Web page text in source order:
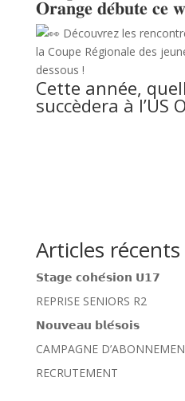
𝐎𝐫𝐚𝐧𝐠𝐞 𝐝𝐞́𝐛𝐮𝐭𝐞 𝐜𝐞
Découvrez les
la Coupe Régionale des
dessous !
Cette année,
succèdera à l’US
Articles récents
𝗦𝘁𝗮𝗴𝗲 𝗰𝗼𝗵𝗲́𝘀𝗶𝗼𝗻 𝗨𝟭𝟳
REPRISE SENIORS R2
𝗡𝗼𝘂𝘃𝗲𝗮𝘂 𝗯𝗹𝗲́𝘀𝗼𝗶𝘀
CAMPAGNE
RECRUTEMENT